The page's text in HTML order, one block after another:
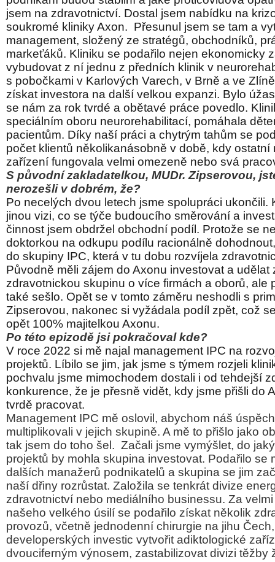
jsem na zdravotnictví. Dostal jsem nabídku na
soukromé kliniky Axon. Přesunul jsem se tam a
management, složený ze stratégů, obchodníků,
markeťáků. Kliniku se podařilo nejen ekonomicky
vybudovat z ní jednu z předních klinik v
s pobočkami v Karlových Varech, v Brně a ve
získat investora na další velkou expanzi. Bylo
se nám za rok tvrdé a obětavé práce povedlo.
speciálním oboru neurorehabilitací, pomáhala
pacientům. Díky naší práci a chytrým tahům se
počet klientů několikanásobně v době, kdy ostatní
zařízení fungovala velmi omezeně nebo svá
S původní zakladatelkou, MUDr. Zipserovou,
nerozešli v dobrém, že?
Po necelých dvou letech jsme spolupráci ukončili.
jinou vizi, co se týče budoucího směrování a
činnost jsem obdržel obchodní podíl. Protože se
doktorkou na odkupu podílu racionálně
do skupiny IPC, která v tu dobu rozvíjela
Původně měli zájem do Axonu investovat a udělat
zdravotnickou skupinu o více firmách a oborů, ale
také sešlo. Opět se v tomto záměru neshodli s
Zipserovou, nakonec si vyžádala podíl zpět, což
opět 100% majitelkou Axonu.
Po této epizodě jsi pokračoval kde?
V roce 2022 si mě najal management IPC na
projektů. Líbilo se jim, jak jsme s týmem rozjeli
pochvalu jsme mimochodem dostali i od tehdejší
konkurence, že je přesně vidět, kdy jsme přišli do
tvrdě pracovat.
Management IPC mě oslovil, abychom náš
multiplikovali v jejich skupině. A mě to přišlo jako
tak jsem do toho šel. Začali jsme vymýšlet, do
projektů by mohla skupina investovat. Podařilo se
dalších manažerů podnikatelů a skupina se jim
naší dřiny rozrůstat. Založila se tenkrát divize
zdravotnictví nebo mediálního businessu. Za
našeho velkého úsilí se podařilo získat několik
provozů, včetně jednodenní chirurgie na jihu
developerských investic vytvořit adiktologické
dvouciferným výnosem, zastabilizovat divizi těžby